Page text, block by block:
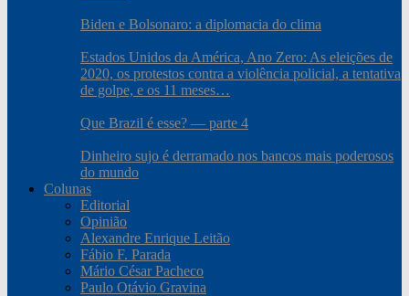
Biden e Bolsonaro: a diplomacia do clima
Estados Unidos da América, Ano Zero: As eleições de
2020, os protestos contra a violência policial, a tentativa
de golpe, e os 11 meses…
Que Brazil é esse? — parte 4
Dinheiro sujo é derramado nos bancos mais poderosos
do mundo
Colunas
Editorial
Opinião
Alexandre Enrique Leitão
Fábio F. Parada
Mário César Pacheco
Paulo Otávio Gravina